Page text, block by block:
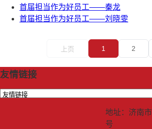
首届担当作为好员工——秦龙
首届担当作为好员工——刘晓雯
上页 1 2
友情链接
地址：济南
号